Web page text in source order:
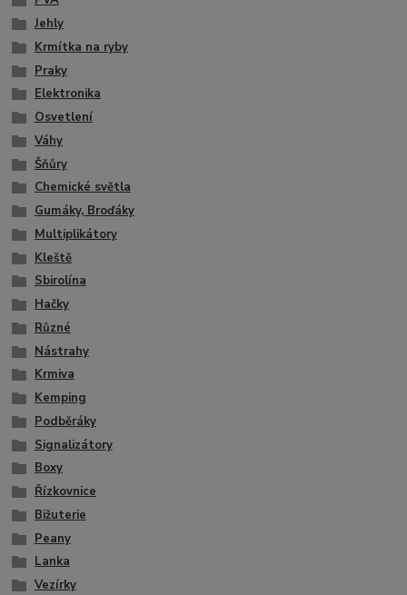
Jehly
Krmítka na ryby
Praky
Elektronika
Osvetlení
Váhy
Šňůry
Chemické světla
Gumáky, Broďáky
Multiplikátory
Kleště
Sbirolína
Hačky
Různé
Nástrahy
Krmiva
Kemping
Podběráky
Signalizátory
Boxy
Řízkovnice
Bižuterie
Peany
Lanka
Vezírky